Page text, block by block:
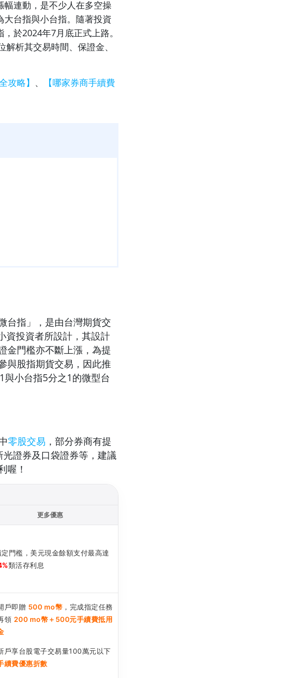
連動，是不少人在多空操
台指與小台指。隨著投資
於2024年7月底正式上路。
解析其交易時間、保證金、
攻略】 、
【哪家券商手續費
台指」，是由台灣期貨交
資投資者所設計，其設計
金門檻亦不斷上漲，為提
與股指期貨交易，因此推
小台指5分之1的微型台
零股交易 ，部分券商有提
證券及 口袋證券等，建議
喔！
更多優惠
門檻，美元現金餘額支付最高達
類活存利息
戶即贈 500 mo幣 ，完成指定任務
領 200 mo幣＋500元手續費抵用
戶享台股電子交易量100萬元以下
續費優惠折數